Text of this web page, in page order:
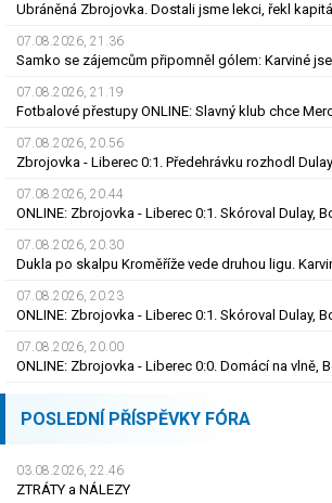
07.08.2026, 21.36
07.08.2026, 21.19
07.08.2026, 20.56
07.08.2026, 20.44
07.08.2026, 20.30
07.08.2026, 20.23
07.08.2026, 20.00
POSLEDNÍ PŘÍSPĚVKY FÓRA
03.08.2026, 22.46
ZTRÁTY a NÁLEZY